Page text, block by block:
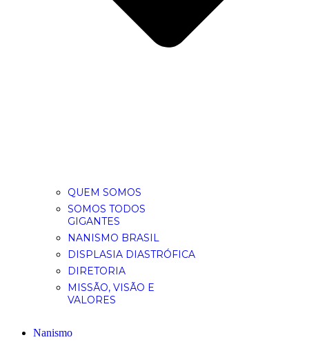
QUEM SOMOS
SOMOS TODOS
GIGANTES
NANISMO BRASIL
DISPLASIA DIASTRÓFICA
DIRETORIA
MISSÃO, VISÃO E
VALORES
Nanismo